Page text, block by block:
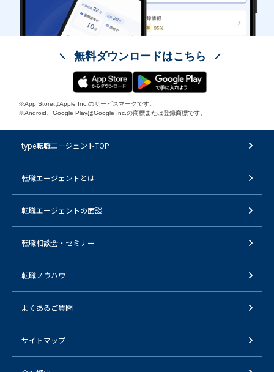
無料ダウンロードはこちら
※App StoreはApple Inc.のサービスマークです。
※Android、Google PlayはGoogle Inc.の商標または登録商標です。
type転職エージェントTOP
転職エージェントとは
転職エージェントの面談
転職相談会・セミナー
転職ノウハウ
よくあるご質問
サイトマップ